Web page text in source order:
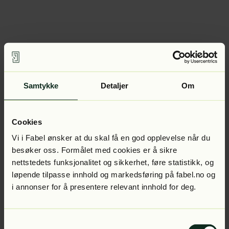
Samtykke Detaljer Om
Cookies
Vi i Fabel ønsker at du skal få en god opplevelse når du
besøker oss. Formålet med cookies er å sikre
nettstedets funksjonalitet og sikkerhet, føre statistikk, og
løpende tilpasse innhold og markedsføring på fabel.no og
i annonser for å presentere relevant innhold for deg.